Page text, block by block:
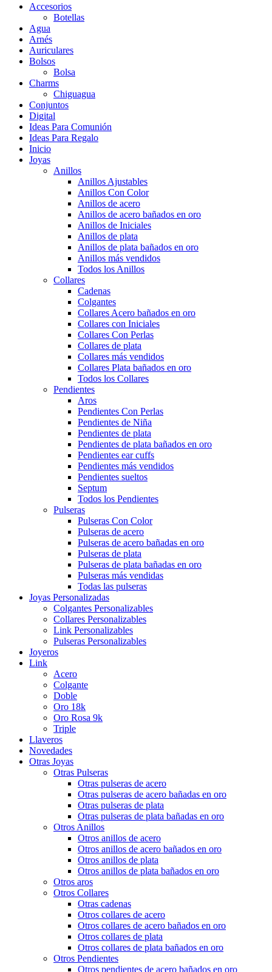
Accesorios
Botellas
Agua
Arnés
Auriculares
Bolsos
Bolsa
Charms
Chiguagua
Conjuntos
Digital
Ideas Para Comunión
Ideas Para Regalo
Inicio
Joyas
Anillos
Anillos Ajustables
Anillos Con Color
Anillos de acero
Anillos de acero bañados en oro
Anillos de Iniciales
Anillos de plata
Anillos de plata bañados en oro
Anillos más vendidos
Todos los Anillos
Collares
Cadenas
Colgantes
Collares Acero bañados en oro
Collares con Iniciales
Collares Con Perlas
Collares de plata
Collares más vendidos
Collares Plata bañados en oro
Todos los Collares
Pendientes
Aros
Pendientes Con Perlas
Pendientes de Niña
Pendientes de plata
Pendientes de plata bañados en oro
Pendientes ear cuffs
Pendientes más vendidos
Pendientes sueltos
Septum
Todos los Pendientes
Pulseras
Pulseras Con Color
Pulseras de acero
Pulseras de acero bañadas en oro
Pulseras de plata
Pulseras de plata bañadas en oro
Pulseras más vendidas
Todas las pulseras
Joyas Personalizadas
Colgantes Personalizables
Collares Personalizables
Link Personalizables
Pulseras Personalizables
Joyeros
Link
Acero
Colgante
Doble
Oro 18k
Oro Rosa 9k
Triple
Llaveros
Novedades
Otras Joyas
Otras Pulseras
Otras pulseras de acero
Otras pulseras de acero bañadas en oro
Otras pulseras de plata
Otras pulseras de plata bañadas en oro
Otros Anillos
Otros anillos de acero
Otros anillos de acero bañados en oro
Otros anillos de plata
Otros anillos de plata bañados en oro
Otros aros
Otros Collares
Otras cadenas
Otros collares de acero
Otros collares de acero bañados en oro
Otros collares de plata
Otros collares de plata bañados en oro
Otros Pendientes
Otros pendientes de acero bañados en oro